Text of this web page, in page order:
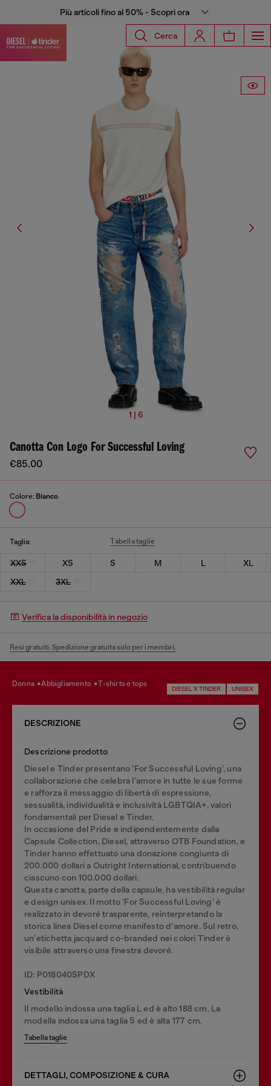
Più articoli fino al 50% - Scopri ora
Cerca
1 | 6
Canotta Con Logo For Successful Loving
€85.00
Colore: Bianco
Taglia: Tabella taglie
XXS XS S M L
XL
XXL
3XL
Verifica la disponibilità in negozio
Resi gratuiti. Spedizione gratuita solo per i membri.
donna abbigliamento t-shirts e tops
DIESEL X TINDER UNISEX
DESCRIZIONE
Descrizione prodotto
Diesel e Tinder presentano ‘For Successful Loving’, una
collaborazione che celebra l’amore in tutte le sue forme
e rafforza il messaggio di libertà di espressione,
sessualità, individualità e inclusività LGBTQIA+, valori
fondamentali per Diesel e Tinder.
In occasione del Pride e indipendentemente dalla
Capsule Collection, Diesel, attraverso OTB Foundation, e
Tinder hanno effettuato una donazione congiunta di
200.000 dollari a Outright International, contribuendo
ciascuno con 100.000 dollari.
Questa canotta, parte della capsule, ha vestibilità regular
e design unisex. Il motto ‘For Successful Loving’ è
realizzato in devoré trasparente, reinterpretando la
storica linea Diesel come manifesto d’amore. Sul retro,
un’etichetta jacquard co-branded nei colori Tinder è
visibile attraverso una finestra devoré.
ID: P018040SPDX
Vestibilità
Il modello indossa una taglia L ed è alto 188 cm. La
modella indossa una taglia S ed è alta 177 cm.
Tabella taglie
DETTAGLI, COMPOSIZIONE & CURA